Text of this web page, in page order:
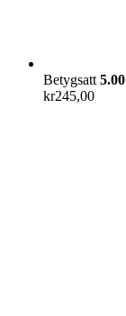
Betygsatt 5.00
kr245,00